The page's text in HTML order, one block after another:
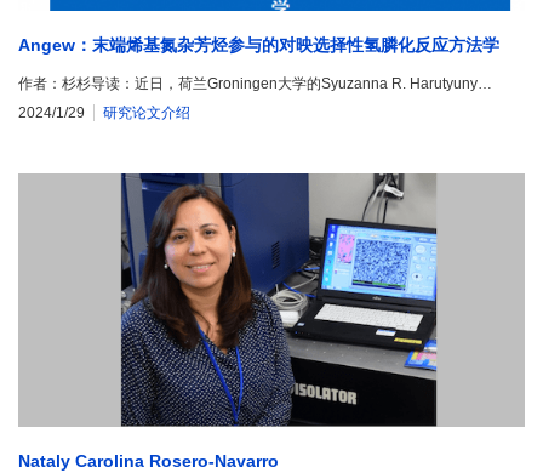
Angew：末端烯基氮杂芳烃参与的对映选择性氢膦化反应方法学
作者：杉杉导读：近日，荷兰Groningen大学的Syuzanna R. Harutyuny…
2024/1/29
研究论文介绍
Nataly Carolina Rosero-Navarro